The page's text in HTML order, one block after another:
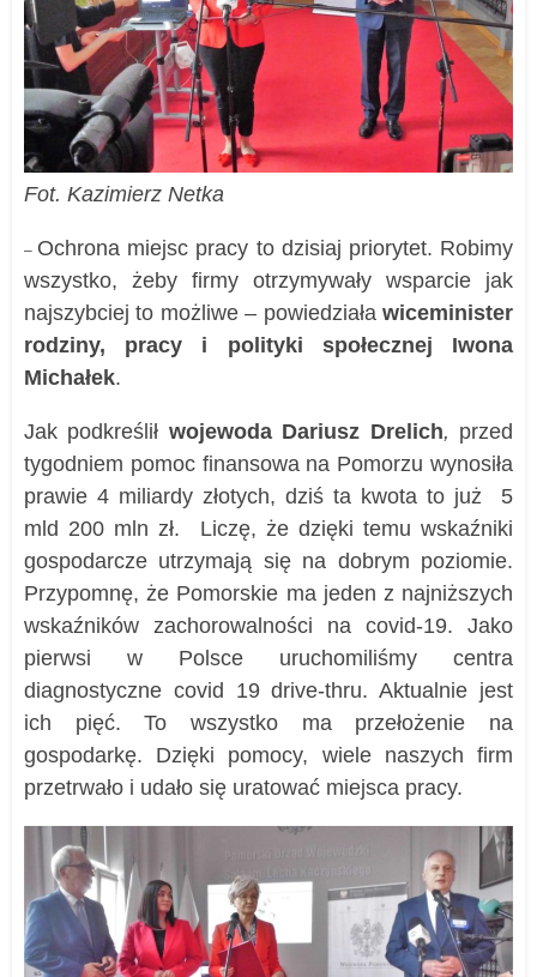
Fot. Kazimierz Netka
– Ochrona miejsc pracy to dzisiaj priorytet. Robimy
wszystko, żeby firmy otrzymywały wsparcie jak
najszybciej to możliwe– powiedziaławiceminister
rodziny, pracy i polityki społecznej Iwona
Michałek.
Jak podkreślił wojewoda Dariusz Drelich, przed
tygodniem pomoc finansowa na Pomorzu wynosiła
prawie 4 miliardy złotych, dziś ta kwota to już 5
mld 200 mln zł.
Liczę, że dzięki temu wskaźniki
gospodarcze utrzymają się na dobrym poziomie.
Przypomnę, że Pomorskie ma jeden z najniższych
wskaźników zachorowalności na covid-19. Jako
pierwsi w Polsce uruchomiliśmy centra
diagnostyczne covid 19 drive-thru. Aktualnie jest
ich pięć. To wszystko ma przełożenie na
gospodarkę. Dzięki pomocy, wiele naszych firm
przetrwało i udało się uratować miejsca pracy.